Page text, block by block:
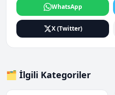
WhatsApp
X (Twitter)
🗂️ İlgili Kategoriler